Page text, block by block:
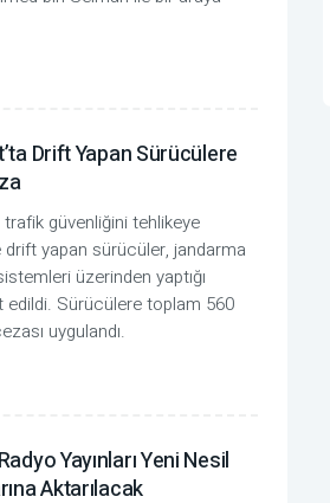
Drift Yapan Sürücülere
trafik güvenliğini tehlikeye
yapan sürücüler, jandarma
üzerinden yaptığı
edildi. Sürücülere toplam 560
uygulandı.
Yayınları Yeni Nesil
Aktarılacak